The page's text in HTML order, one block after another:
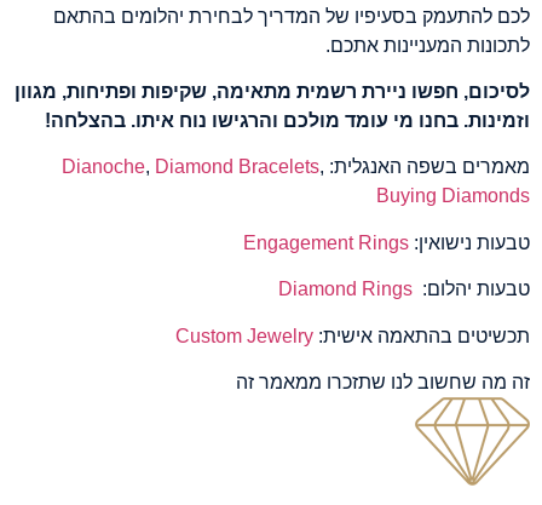
לכם להתעמק בסעיפיו של המדריך לבחירת יהלומים בהתאם
לתכונות המעניינות אתכם.
לסיכום, חפשו ניירת רשמית מתאימה, שקיפות ופתיחות, מגוון
וזמינות. בחנו מי עומד מולכם והרגישו נוח איתו. בהצלחה!
מאמרים בשפה האנגלית: Dianoche, Diamond Bracelets,
Buying Diamonds
טבעות נישואין: Engagement Rings
טבעות יהלום: Diamond Rings
תכשיטים בהתאמה אישית: Custom Jewelry
זה מה שחשוב לנו שתזכרו ממאמר זה